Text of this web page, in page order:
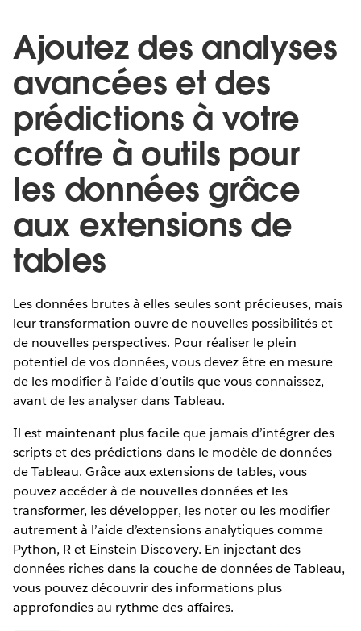
Ajoutez des analyses
avancées et des
prédictions à votre
coffre à outils pour
les données grâce
aux extensions de
tables
Les données brutes à elles seules sont précieuses, mais
leur transformation ouvre de nouvelles possibilités et
de nouvelles perspectives. Pour réaliser le plein
potentiel de vos données, vous devez être en mesure
de les modifier à l’aide d’outils que vous connaissez,
avant de les analyser dans Tableau.
Il est maintenant plus facile que jamais d’intégrer des
scripts et des prédictions dans le modèle de données
de Tableau. Grâce aux extensions de tables, vous
pouvez accéder à de nouvelles données et les
transformer, les développer, les noter ou les modifier
autrement à l’aide d’extensions analytiques comme
Python, R et Einstein Discovery. En injectant des
données riches dans la couche de données de Tableau,
vous pouvez découvrir des informations plus
approfondies au rythme des affaires.